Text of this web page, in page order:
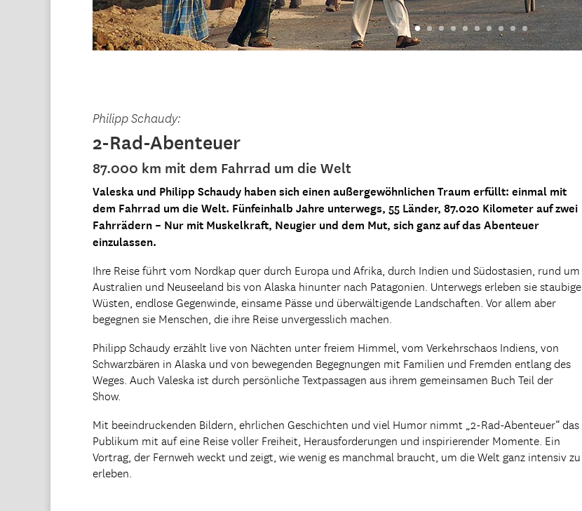
Philipp Schaudy:
2-Rad-Abenteuer
87.000 km mit dem Fahrrad um die Welt
Valeska und Philipp Schaudy haben sich einen außergewöhnlichen Traum erfüllt: einmal mit
dem Fahrrad um die Welt. Fünfeinhalb Jahre unterwegs, 55 Länder, 87.020 Kilometer auf zwei
Fahrrädern – Nur mit Muskelkraft, Neugier und dem Mut, sich ganz auf das Abenteuer
einzulassen.
Ihre Reise führt vom Nordkap quer durch Europa und Afrika, durch Indien und Südostasien, rund um
Australien und Neuseeland bis von Alaska hinunter nach Patagonien. Unterwegs erleben sie staubige
Wüsten, endlose Gegenwinde, einsame Pässe und überwältigende Landschaften. Vor allem aber
begegnen sie Menschen, die ihre Reise unvergesslich machen.
Philipp Schaudy erzählt live von Nächten unter freiem Himmel, vom Verkehrschaos Indiens, von
Schwarzbären in Alaska und von bewegenden Begegnungen mit Familien und Fremden entlang des
Weges. Auch Valeska ist durch persönliche Textpassagen aus ihrem gemeinsamen Buch Teil der
Show.
Mit beeindruckenden Bildern, ehrlichen Geschichten und viel Humor nimmt „2-Rad-Abenteuer“ das
Publikum mit auf eine Reise voller Freiheit, Herausforderungen und inspirierender Momente. Ein
Vortrag, der Fernweh weckt und zeigt, wie wenig es manchmal braucht, um die Welt ganz intensiv zu
erleben.